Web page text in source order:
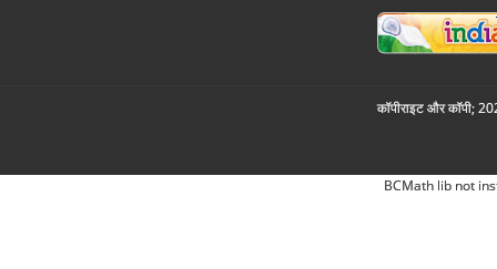
कॉपीराइट और कॉपी;
BCMath lib not